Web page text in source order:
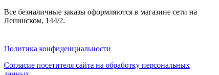
₽
от
₽
200
Все безналичные заказы оформляются в магазине сети на
Ленинском, 144/2.
Политика конфиденциальности
Согласие посетителя сайта на обработку персональных